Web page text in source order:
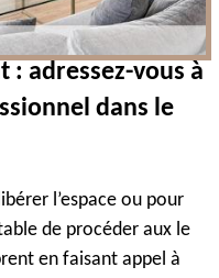
: adressez-vous à
dans le
l’espace ou pour
de procéder aux le
en faisant appel à